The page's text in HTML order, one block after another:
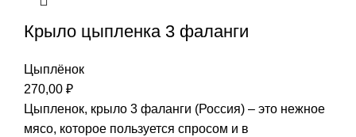
Крыло цыпленка 3 фаланги
Цыплёнок
270,00 ₽
Цыпленок, крыло 3 фаланги (Россия) – это нежное
мясо, которое пользуется спросом и в